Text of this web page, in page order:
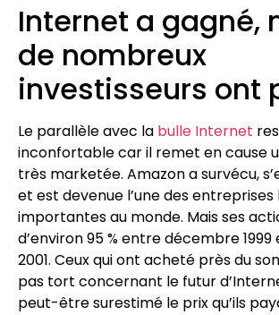
Internet a gagné,
de nombreux
investisseurs ont
Le parallèle avec la bulle Internet
inconfortable car il remet en cause
très marketée. Amazon a survécu,
et est devenue l’une des entreprises
importantes au monde. Mais ses
d’environ 95 % entre décembre
2001. Ceux qui ont acheté près du
pas tort concernant le futur
peut-être surestimé le prix qu’ils